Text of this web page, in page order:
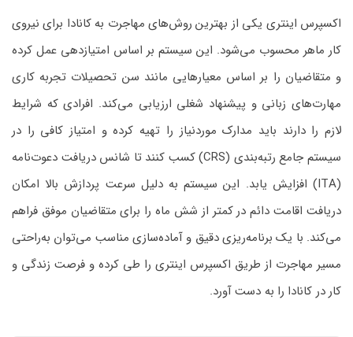
اکسپرس اینتری یکی از بهترین روش‌های مهاجرت به کانادا برای نیروی
کار ماهر محسوب می‌شود. این سیستم بر اساس امتیازدهی عمل کرده
و متقاضیان را بر اساس معیارهایی مانند سن تحصیلات تجربه کاری
مهارت‌های زبانی و پیشنهاد شغلی ارزیابی می‌کند. افرادی که شرایط
لازم را دارند باید مدارک موردنیاز را تهیه کرده و امتیاز کافی را در
سیستم جامع رتبه‌بندی (CRS) کسب کنند تا شانس دریافت دعوت‌نامه
(ITA) افزایش یابد. این سیستم به دلیل سرعت پردازش بالا امکان
دریافت اقامت دائم در کمتر از شش ماه را برای متقاضیان موفق فراهم
می‌کند. با یک برنامه‌ریزی دقیق و آماده‌سازی مناسب می‌توان به‌راحتی
مسیر مهاجرت از طریق اکسپرس اینتری را طی کرده و فرصت زندگی و
کار در کانادا را به دست آورد.